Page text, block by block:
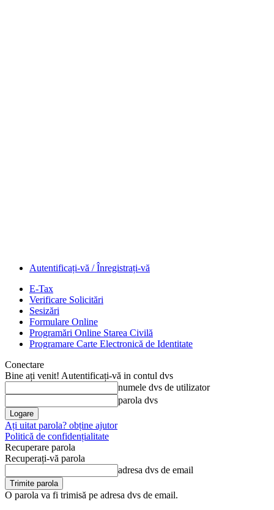
Autentificați-vă / Înregistrați-vă
E-Tax
Verificare Solicitări
Sesizări
Formulare Online
Programări Online Starea Civilă
Programare Carte Electronică de Identitate
Conectare
Bine ați venit! Autentificați-vă in contul dvs
numele dvs de utilizator
parola dvs
Ați uitat parola? obține ajutor
Politică de confidențialitate
Recuperare parola
Recuperați-vă parola
adresa dvs de email
O parola va fi trimisă pe adresa dvs de email.